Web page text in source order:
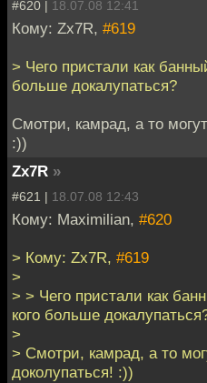
#620 | 18.07.08 12:41
Кому: Zx7R, #619
> Чего пристали как
больше докалупаться?
Смотри, камрад, а то
:))
Zx7R »
#621 | 18.07.08 12:43
Кому: Maximilian, #620
> Кому: Zx7R, #619
>
> > Чего пристали как
кого больше
>
> Смотри, камрад, а то
доколупаться! :))